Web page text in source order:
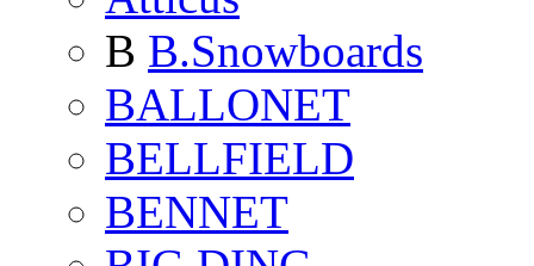
B B.Snowboards
BALLONET
BELLFIELD
BENNET